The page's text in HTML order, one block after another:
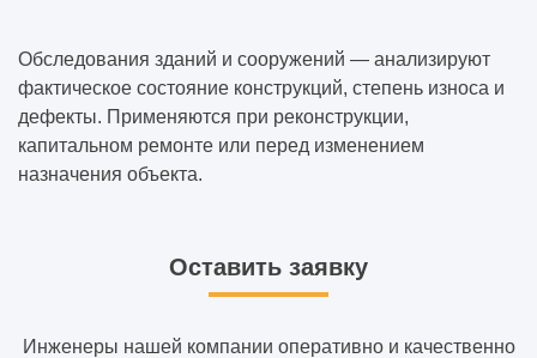
Обследования зданий и сооружений — анализируют
фактическое состояние конструкций, степень износа и
дефекты. Применяются при реконструкции,
капитальном ремонте или перед изменением
назначения объекта.
Оставить заявку
Инженеры нашей компании оперативно и качественно